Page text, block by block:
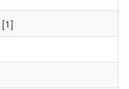
[1]